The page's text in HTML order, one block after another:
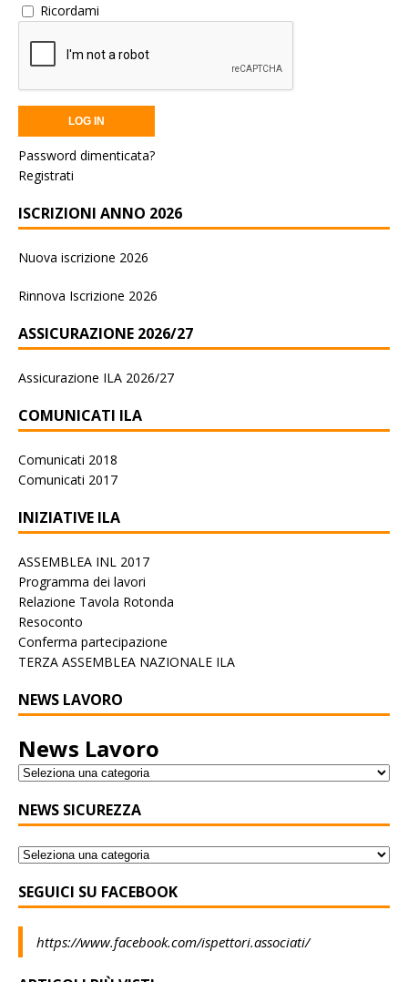
Ricordami
Password dimenticata?
Registrati
ISCRIZIONI ANNO 2026
Nuova iscrizione 2026
Rinnova Iscrizione 2026
ASSICURAZIONE 2026/27
Assicurazione ILA 2026/27
COMUNICATI ILA
Comunicati 2018
Comunicati 2017
INIZIATIVE ILA
ASSEMBLEA INL 2017
Programma dei lavori
Relazione Tavola Rotonda
Resoconto
Conferma partecipazione
TERZA ASSEMBLEA NAZIONALE ILA
NEWS LAVORO
News Lavoro
NEWS SICUREZZA
SEGUICI SU FACEBOOK
https://www.facebook.com/ispettori.associati/